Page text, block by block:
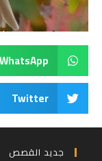
WhatsApp
Twitter
جديد القصص